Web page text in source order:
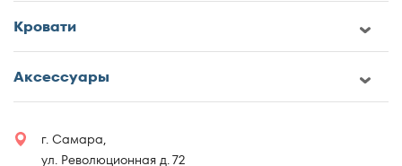
Кровати
Аксессуары
г. Самара,
ул. Революционная д. 72